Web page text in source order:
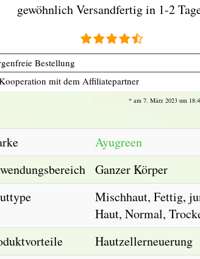
gewöhnlich Versandfertig in 1-2
Bestellung
mit dem Affiliatepartner
* am 7. März 2023 um
Ayugreen
Ganzer Körper
Mischhaut, Fettig,
Haut, Normal,
Hautzellerneuerung